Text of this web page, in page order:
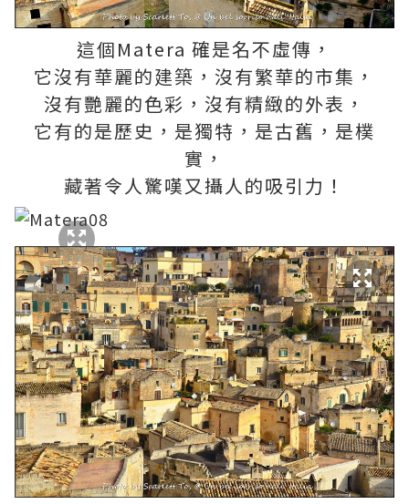
這個Matera 確是名不虛傳，
它沒有華麗的建築，沒有繁華的市集，
沒有艷麗的色彩，沒有精緻的外表，
它有的是歷史，是獨特，是古舊，是樸
實，
藏著令人驚嘆又攝人的吸引力！